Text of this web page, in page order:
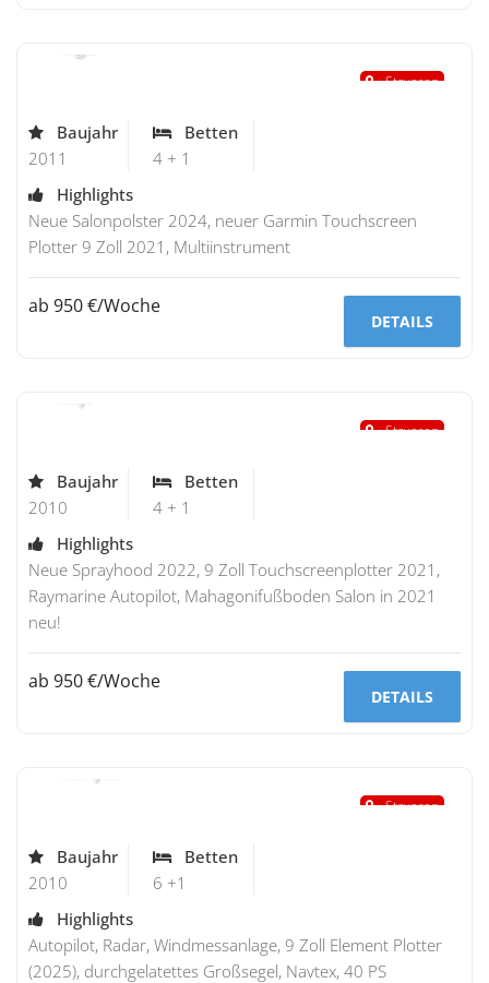
Stavoren
Baujahr
2011
Betten
4 + 1
Highlights
Neue Salonpolster 2024, neuer Garmin Touchscreen
Plotter 9 Zoll 2021, Multiinstrument
DETAILS
ab 950 €/Woche
Stavoren
Baujahr
2010
Betten
4 + 1
Highlights
Neue Sprayhood 2022, 9 Zoll Touchscreenplotter 2021,
Raymarine Autopilot, Mahagonifußboden Salon in 2021
neu!
DETAILS
ab 950 €/Woche
Stavoren
Baujahr
2010
Betten
6 +1
Highlights
Autopilot, Radar, Windmessanlage, 9 Zoll Element Plotter
(2025), durchgelatettes Großsegel, Navtex, 40 PS